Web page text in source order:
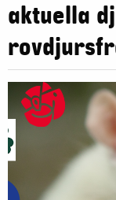
aktuella